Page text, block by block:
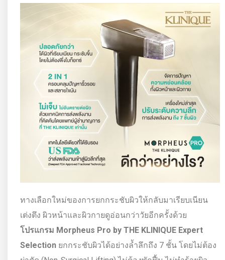
ทางเลือกใหม่ของการยกกระชับผิวให้กลับมาเรียบเนียน
เต่งตึง ผิวหน้าและผิวกายดูอ่อนกว่าวัยอีกครั้งด้วย
โปรแกรม Morpheus Pro by THE KLINIQUE Expert
Selection ยกกระชับผิวได้อย่างล้ำลึกถึง 7 ชั้น โดยไม่ต้อง